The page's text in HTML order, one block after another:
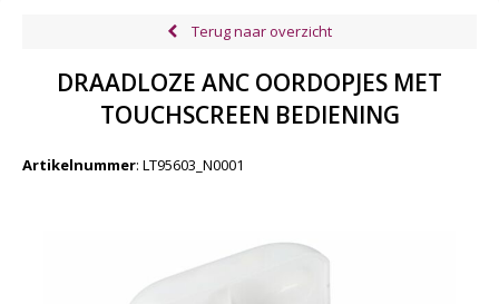
Terug naar overzicht
DRAADLOZE ANC OORDOPJES MET
TOUCHSCREEN BEDIENING
Artikelnummer: LT95603_N0001